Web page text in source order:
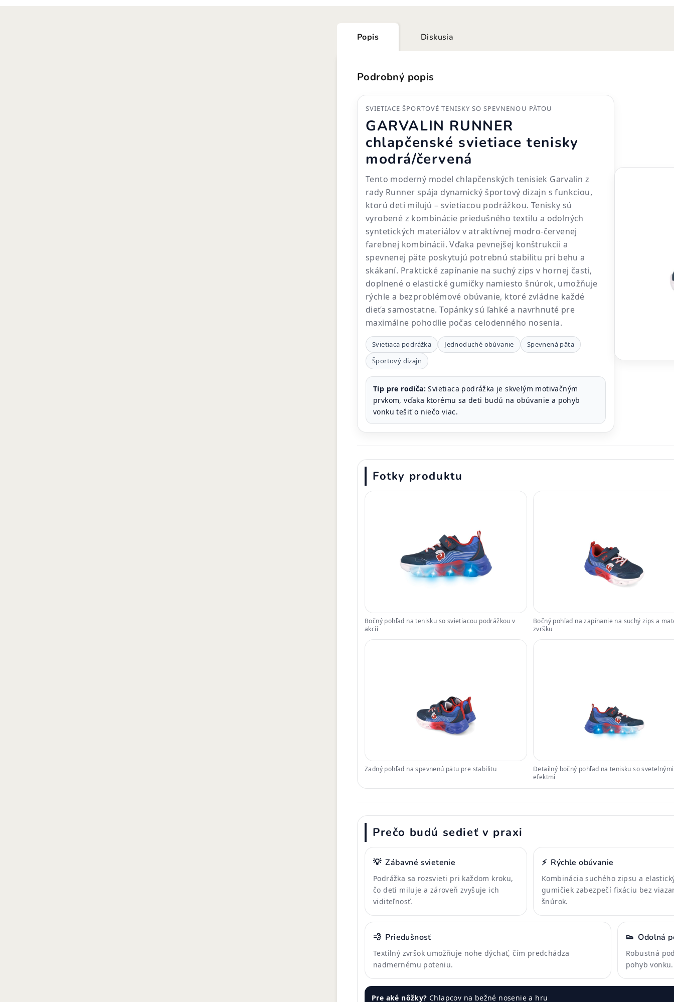
Popis Diskusia
Podrobný popis
SVIETIACE ŠPORTOVÉ TENISKY SO SPEVNENOU PÄTOU
GARVALIN RUNNER
chlapčenské svietiace tenisky
modrá/červená
Tento moderný model chlapčenských tenisiek Garvalin z
rady Runner spája dynamický športový dizajn s funkciou,
ktorú deti milujú – svietiacou podrážkou. Tenisky sú
vyrobené z kombinácie priedušného textilu a odolných
syntetických materiálov v atraktívnej modro-červenej
farebnej kombinácii. Vďaka pevnejšej konštrukcii a
spevnenej päte poskytujú potrebnú stabilitu pri behu a
skákaní. Praktické zapínanie na suchý zips v hornej časti,
doplnené o elastické gumičky namiesto šnúrok, umožňuje
rýchle a bezproblémové obúvanie, ktoré zvládne každé
dieťa samostatne. Topánky sú ľahké a navrhnuté pre
maximálne pohodlie počas celodenného nosenia.
Svietiaca podrážka Jednoduché obúvanie
Spevnená päta
Športový dizajn
Tip pre rodiča: Svietiaca podrážka je skvelým motivačným
prvkom, vďaka ktorému sa deti budú na obúvanie a pohyb
vonku tešiť o niečo viac.
Fotky produktu
Bočný pohľad na tenisku so svietiacou podrážkou v
akcii
Bočný pohľad na zapínanie na suchý zips a
zvršku
Zadný pohľad na spevnenú pätu pre stabilitu
Detailný bočný pohľad na tenisku so svetelnými
efektmi
Prečo budú sedieť v praxi
💡 Zábavné svietenie
Podrážka sa rozsvieti pri každom kroku,
čo deti miluje a zároveň zvyšuje ich
viditeľnosť.
⚡ Rýchle obúvanie
Kombinácia suchého zipsu a
gumičiek zabezpečí fixáciu bez
šnúrok.
💨 Priedušnosť
Textilný zvršok umožňuje nohe dýchať, čím predchádza
nadmernému poteniu.
👟 Odolná
Robustná
pohyb vonku.
Pre aké nôžky? Chlapcov na bežné nosenie a hru